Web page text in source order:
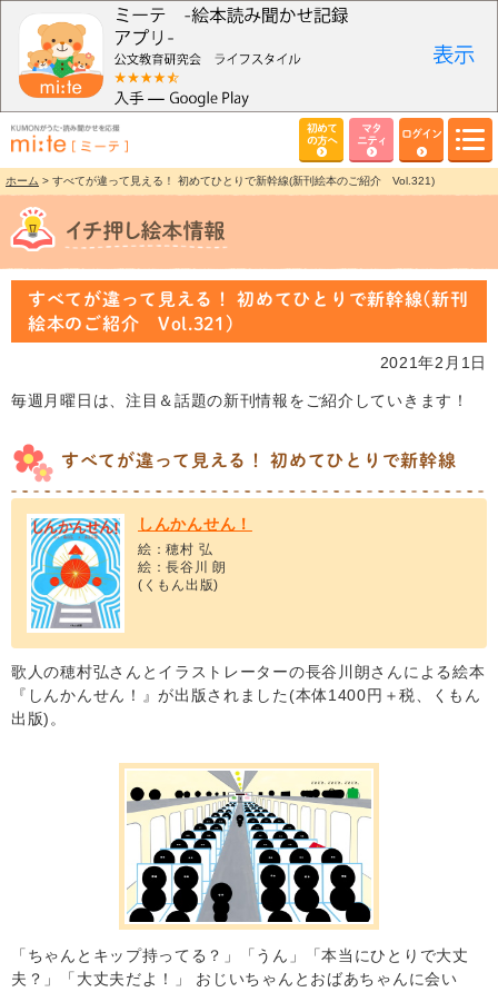
初めて
の方へ
マタ
ニティ
ログイン
ホーム > すべてが違って見える！ 初めてひとりで新幹線(新刊絵本のご紹介 Vol.321)
すべてが違って見える！ 初めてひとりで新幹線(新刊
絵本のご紹介 Vol.321)
2021年2月1日
毎週月曜日は、注目＆話題の新刊情報をご紹介していきます！
すべてが違って見える！ 初めてひとりで新幹線
しんかんせん！
絵：穂村 弘
絵：長谷川 朗
(くもん出版)
歌人の穂村弘さんとイラストレーターの長谷川朗さんによる絵本
『しんかんせん！』が出版されました(本体1400円＋税、くもん
出版)。
「ちゃんとキップ持ってる？」「うん」「本当にひとりで大丈
夫？」「大丈夫だよ！」 おじいちゃんとおばあちゃんに会い